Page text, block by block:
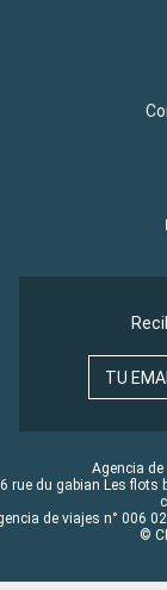
TU
Agencia de
rue du gabian Les flots
de viajes n° 006
©